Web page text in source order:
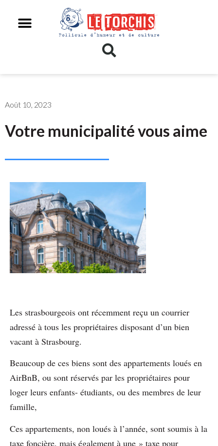
Août 10, 2023
Votre municipalité vous aime
Les strasbourgeois ont récemment reçu un courrier
adressé à tous les propriétaires disposant d’un bien
vacant à Strasbourg.
Beaucoup de ces biens sont des appartements loués en
AirBnB, ou sont réservés par les propriétaires pour
loger leurs enfants- étudiants, ou des membres de leur
famille,
Ces appartements, non loués à l’année, sont soumis à la
taxe foncière, mais également à une » taxe pour